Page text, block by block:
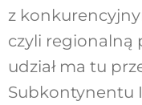
z
czyli regionalną
udział ma tu
Subkontynentu